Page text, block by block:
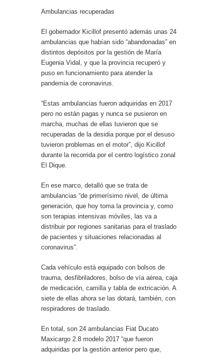
Ambulancias recuperadas
El gobernador Kicillof presentó además unas 24
ambulancias que habían sido “abandonadas” en
distintos depósitos por la gestión de María
Eugenia Vidal, y que la provincia recuperó y
puso en funcionamiento para atender la
pandemia de coronavirus.
“Estas ambulancias fueron adquiridas en 2017
pero no están pagas y nunca se pusieron en
marcha, muchas de ellas tuvieron que se
recuperadas de la desidia porque por el desuso
tuvieron problemas en el motor”, dijo Kicillof
durante la recorrida por el centro logístico zonal
El Dique.
En ese marco, detalló que se trata de
ambulancias “de primerísimo nivel, de última
generación, que hoy toma la provincia y, como
son terapias intensivas móviles, las va a
distribuir por regiones sanitarias para el traslado
de pacientes y situaciones relacionadas al
coronavirus”.
Cada vehículo está equipado con bolsos de
trauma, desfibriladores, bolso de vía aérea, caja
de medicación, camilla y tabla de extricación. A
siete de ellas ahora se las dotará, también, con
respiradores de traslado.
En total, son 24 ambulancias Fiat Ducato
Maxicargo 2.8 modelo 2017 “que fueron
adquiridas por la gestión anterior pero que,